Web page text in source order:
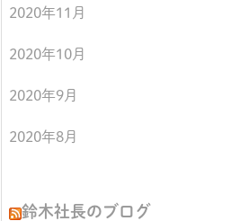
2020年11月
2020年10月
2020年9月
2020年8月
鈴木社長のブログ